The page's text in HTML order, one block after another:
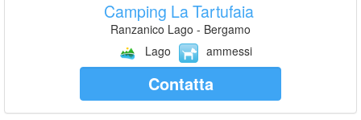
Camping La Tartufaia
Ranzanico Lago - Bergamo
Lago
ammessi
Contatta